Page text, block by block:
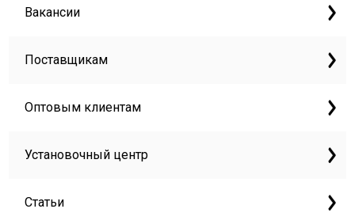
Вакансии
Поставщикам
Оптовым клиентам
Установочный центр
Статьи